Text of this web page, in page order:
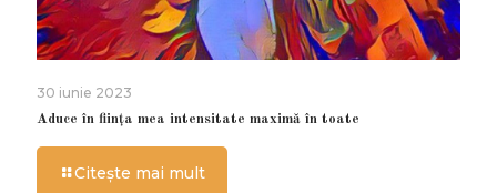
30 iunie 2023
Aduce în ființa mea intensitate maximă în toate
Citește mai mult